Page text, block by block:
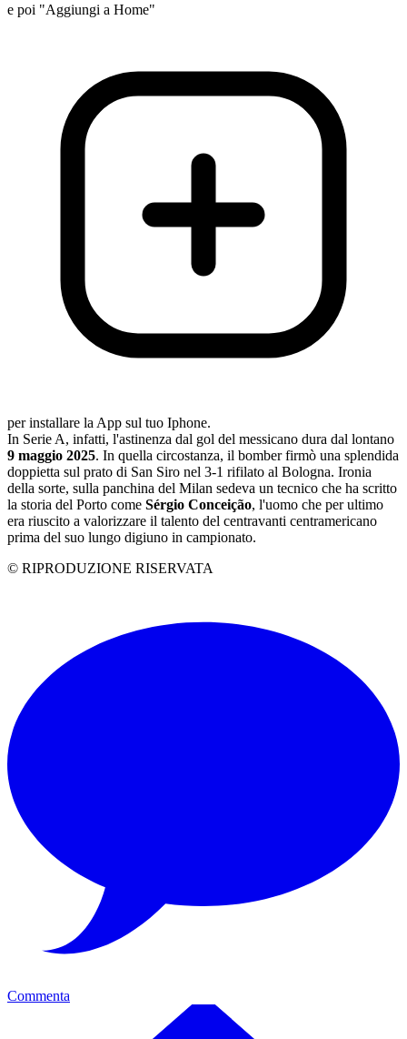
e poi "Aggiungi a Home"
per installare la App sul tuo Iphone.
In Serie A, infatti, l'astinenza dal gol del messicano dura dal lontano
9 maggio 2025. In quella circostanza, il bomber firmò una splendida
doppietta sul prato di San Siro nel 3-1 rifilato al Bologna. Ironia
della sorte, sulla panchina del Milan sedeva un tecnico che ha scritto
la storia del Porto come Sérgio Conceição, l'uomo che per ultimo
era riuscito a valorizzare il talento del centravanti centramericano
prima del suo lungo digiuno in campionato.
© RIPRODUZIONE RISERVATA
Commenta